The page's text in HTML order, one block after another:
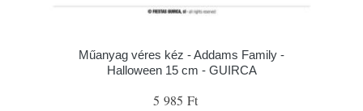
Műanyag véres kéz - Addams Family -
Halloween 15 cm - GUIRCA
5 985 Ft